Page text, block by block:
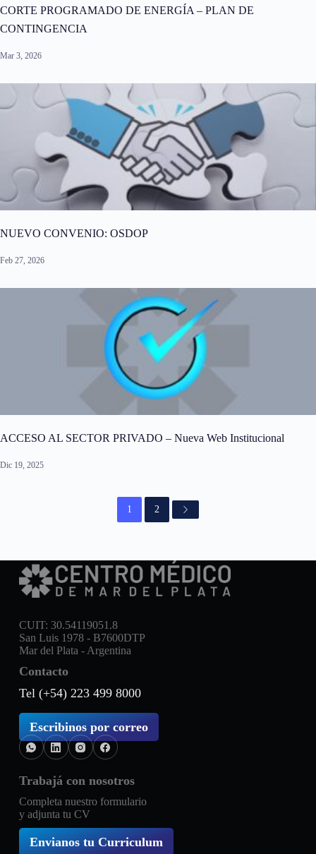
CORTE PROGRAMADO DE ENERGÍA – PLAN DE
CONTINGENCIA
Mar 3, 2026
NUEVO CONVENIO: OSDOP
Feb 27, 2026
ACCESO AL SECTOR PRIVADO – Nueva Web Institucional
Dic 19, 2025
1 2
CUIT: 30.54119051.8
San Luis 1978 - B7600DTP
Mar del Plata - Argentina
Contacto
Tel (+54) 223 499 8000
Escribinos por correo
Trabajá con nosotros
Completa nuestro formulario
y adjunta tu CV
Envianos tu Curriculum